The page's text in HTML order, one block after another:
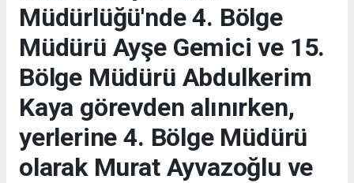
Müdürlüğü'nde 4. Bölge
Müdürü Ayşe Gemici ve 15.
Bölge Müdürü Abdulkerim
Kaya görevden alınırken,
yerlerine 4. Bölge Müdürü
olarak Murat Ayvazoğlu ve